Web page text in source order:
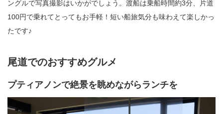
ングルで写真撮影はいかがでしょう。渡船は乗船時間約3分、片道
100円で乗れてとってもお手軽！短い船旅気分も味わえて楽しかっ
たです♪
尾道でのおすすめグルメ
プティアノンで絶景を眺めながらランチを